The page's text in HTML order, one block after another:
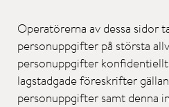
Operatörerna av dessa sidor
personuppgifter på största
personuppgifter
lagstadgade föreskrifter
personuppgifter samt denna